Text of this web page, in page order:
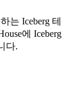
는 Iceberg 테
에 Iceberg
다.